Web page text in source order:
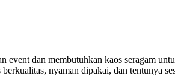
event dan membutuhkan kaos seragam
nyaman dipakai, dan tentunya